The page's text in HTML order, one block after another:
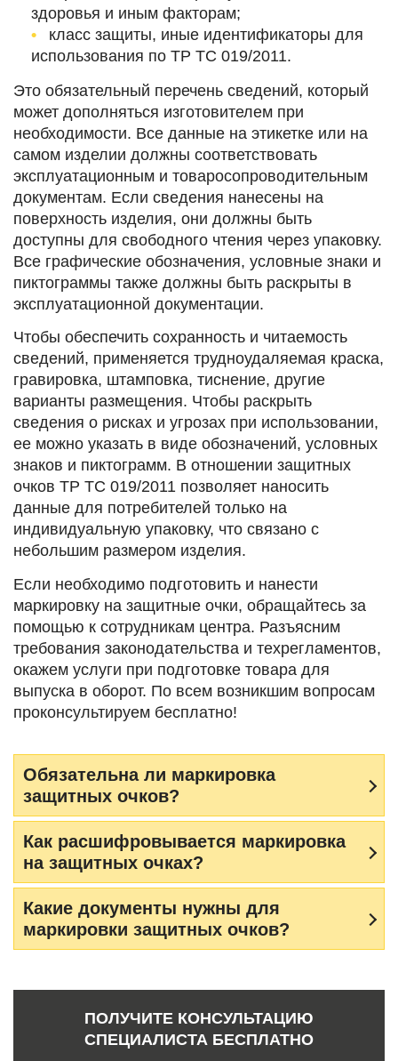
здоровья и иным факторам;
класс защиты, иные идентификаторы для
использования по ТР ТС 019/2011.
Это обязательный перечень сведений, который
может дополняться изготовителем при
необходимости. Все данные на этикетке или на
самом изделии должны соответствовать
эксплуатационным и товаросопроводительным
документам. Если сведения нанесены на
поверхность изделия, они должны быть
доступны для свободного чтения через упаковку.
Все графические обозначения, условные знаки и
пиктограммы также должны быть раскрыты в
эксплуатационной документации.
Чтобы обеспечить сохранность и читаемость
сведений, применяется трудноудаляемая краска,
гравировка, штамповка, тиснение, другие
варианты размещения. Чтобы раскрыть
сведения о рисках и угрозах при использовании,
ее можно указать в виде обозначений, условных
знаков и пиктограмм. В отношении защитных
очков ТР ТС 019/2011 позволяет наносить
данные для потребителей только на
индивидуальную упаковку, что связано с
небольшим размером изделия.
Если необходимо подготовить и нанести
маркировку на защитные очки, обращайтесь за
помощью к сотрудникам центра. Разъясним
требования законодательства и техрегламентов,
окажем услуги при подготовке товара для
выпуска в оборот. По всем возникшим вопросам
проконсультируем бесплатно!
Обязательна ли маркировка
защитных очков?
Как расшифровывается маркировка
на защитных очках?
Какие документы нужны для
маркировки защитных очков?
ПОЛУЧИТЕ КОНСУЛЬТАЦИЮ
СПЕЦИАЛИСТА БЕСПЛАТНО